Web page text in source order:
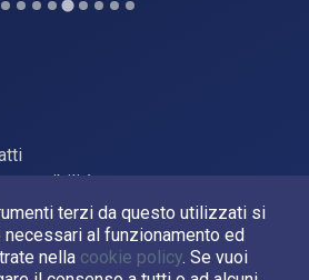
terzi da questo utilizzati si
al funzionamento ed
nella cookie policy. Se vuoi
Italiana, 2026. P.Iva 03638121008